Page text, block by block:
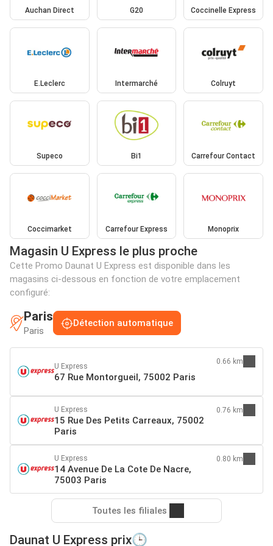
Auchan Direct G20 Coccinelle Express
E.Leclerc Intermarché Colruyt
Supeco Bi1 Carrefour Contact
Coccimarket Carrefour Express Monoprix
Magasin U Express le plus proche
Cette Promo Daunat U Express est disponible dans les
magasins ci-dessous en fonction de votre emplacement
configuré:
Paris
Paris
Détection automatique
U Express
67 Rue Montorgueil, 75002 Paris
0.66 km
U Express
15 Rue Des Petits Carreaux, 75002
Paris
0.76 km
U Express
14 Avenue De La Cote De Nacre,
75003 Paris
0.80 km
Toutes les filiales
Daunat U Express prix🕒